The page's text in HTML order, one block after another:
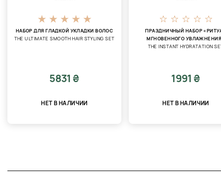
НАБОР ДЛЯ ГЛАДКОЙ УКЛАДКИ ВОЛОС
THE ULTIMATE SMOOTH HAIR STYLING SET
5831 ₴
НЕТ В НАЛИЧИИ
ПРАЗДНИЧНЫЙ НАБОР
МГНОВЕННОГО
THE INSTANT HYDRATATION
1991 ₴
НЕТ В НАЛИЧИИ